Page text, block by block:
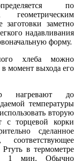
по
геометрическим
заготовки заметно
надавливания
форму.
хлеба можно
момент выхода его
нагревают до
температуры
вторую
с торцевой корки
сделанное
в термометре
1 мин. Обычно